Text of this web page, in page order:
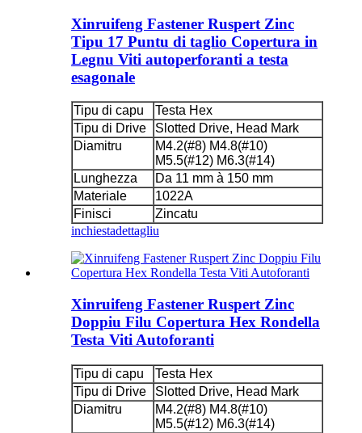
Xinruifeng Fastener Ruspert Zinc
Tipu 17 Puntu di taglio Copertura in
Legnu Viti autoperforanti a testa
esagonale
Tipu di capu
Testa Hex
Tipu di Drive
Slotted Drive, Head Mark
Diamitru
M4.2(#8) M4.8(#10)
M5.5(#12) M6.3(#14)
Lunghezza
Da 11 mm à 150 mm
Materiale
1022A
Finisci
Zincatu
inchiestadettagliu
Xinruifeng Fastener Ruspert Zinc
Doppiu Filu Copertura Hex Rondella
Testa Viti Autoforanti
Tipu di capu
Testa Hex
Tipu di Drive
Slotted Drive, Head Mark
Diamitru
M4.2(#8) M4.8(#10)
M5.5(#12) M6.3(#14)